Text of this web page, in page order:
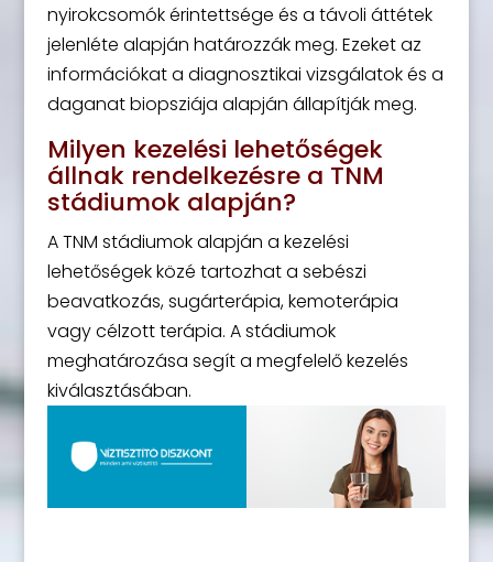
nyirokcsomók érintettsége és a távoli áttétek
jelenléte alapján határozzák meg. Ezeket az
információkat a diagnosztikai vizsgálatok és a
daganat biopsziája alapján állapítják meg.
Milyen kezelési lehetőségek
állnak rendelkezésre a TNM
stádiumok alapján?
A TNM stádiumok alapján a kezelési
lehetőségek közé tartozhat a sebészi
beavatkozás, sugárterápia, kemoterápia
vagy célzott terápia. A stádiumok
meghatározása segít a megfelelő kezelés
kiválasztásában.